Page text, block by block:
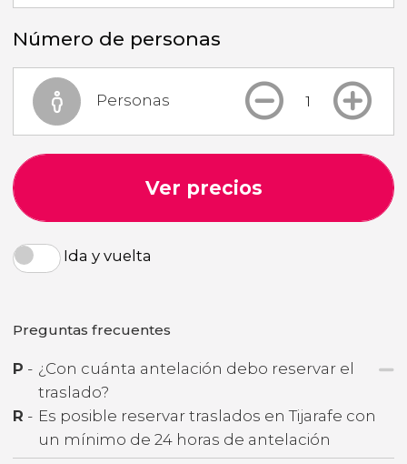
Número de personas
Personas
Ver precios
Ida y vuelta
Preguntas frecuentes
P - ¿Con cuánta antelación debo reservar el
traslado?
R - Es posible reservar traslados en Tijarafe con
un mínimo de 24 horas de antelación